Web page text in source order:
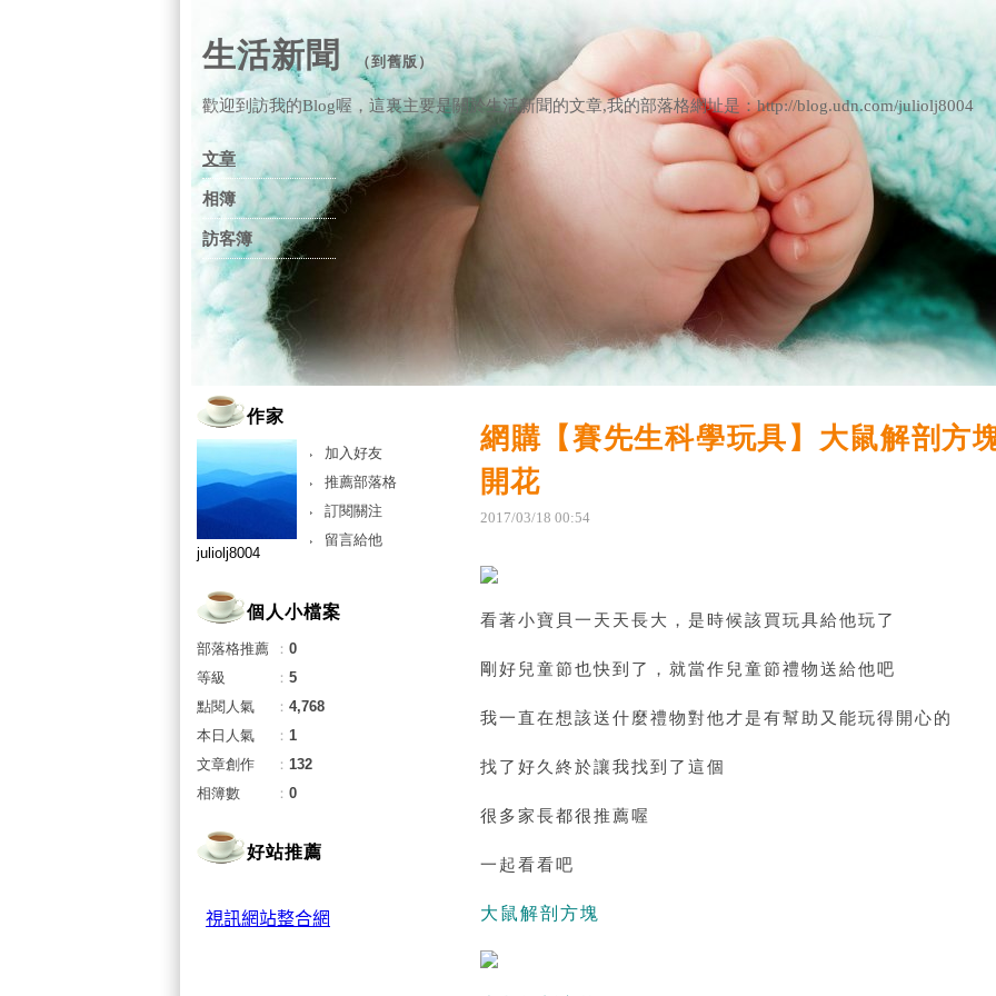
生活新聞 （到舊版）
歡迎到訪我的Blog喔，這裏主要是關於生活新聞的文章,我的部落格網址是：http://blog.udn.com/juliolj8004
文章
相簿
訪客簿
網購【賽先生科學玩具】大鼠解剖方
開花
2017/03/18 00:54
看著小寶貝一天天長大，是時候該買玩具給他玩了
剛好兒童節也快到了，就當作兒童節禮物送給他吧
我一直在想該送什麼禮物對他才是有幫助又能玩得開心的
找了好久終於讓我找到了這個
很多家長都很推薦喔
一起看看吧
大鼠解剖方塊
作家
加入好友
推薦部落格
訂閱關注
留言給他
juliolj8004
個人小檔案
部落格推薦 ： 0
等級
： 5
點閱人氣
： 4,768
本日人氣
： 1
文章創作
： 132
相簿數
： 0
好站推薦